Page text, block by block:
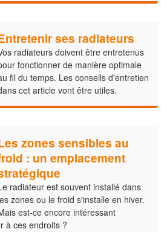
ses radiateurs
radiateurs doivent être entretenus
fonctionner de manière optimale
fil du temps. Les conseils d'entretien
cet article vont être utiles.
zones sensibles au
: un emplacement
radiateur est souvent installé dans
zones ou le froid s'installe en hiver.
est-ce encore intéressant
à ces endroits ?